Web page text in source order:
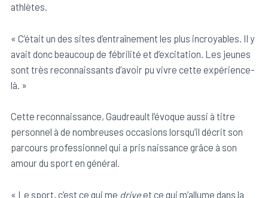
athlètes.
« C’était un des sites d’entraînement les plus incroyables. Il y
avait donc beaucoup de fébrilité et d’excitation. Les jeunes
sont très reconnaissants d’avoir pu vivre cette expérience-
là. »
Cette reconnaissance, Gaudreault l’évoque aussi à titre
personnel à de nombreuses occasions lorsqu’il décrit son
parcours professionnel qui a pris naissance grâce à son
amour du sport en général.
« Le sport, c’est ce qui me driveet ce qui m’allume dans la